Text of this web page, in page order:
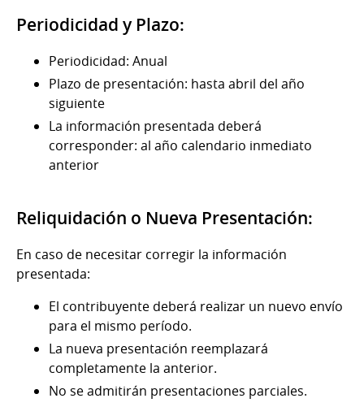
Periodicidad y Plazo:
Periodicidad: Anual
Plazo de presentación: hasta abril del año
siguiente
La información presentada deberá
corresponder: al año calendario inmediato
anterior
Reliquidación o Nueva Presentación:
En caso de necesitar corregir la información
presentada:
El contribuyente deberá realizar un nuevo envío
para el mismo período.
La nueva presentación reemplazará
completamente la anterior.
No se admitirán presentaciones parciales.